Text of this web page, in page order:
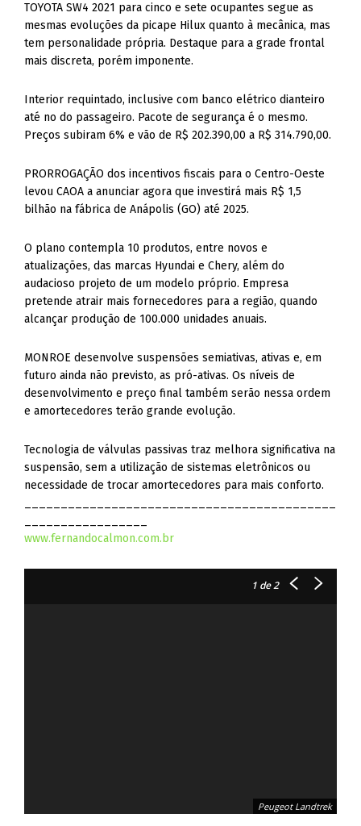
TOYOTA SW4 2021 para cinco e sete ocupantes segue as
mesmas evoluções da picape Hilux quanto à mecânica, mas
tem personalidade própria. Destaque para a grade frontal
mais discreta, porém imponente.
Interior requintado, inclusive com banco elétrico dianteiro
até no do passageiro. Pacote de segurança é o mesmo.
Preços subiram 6% e vão de R$ 202.390,00 a R$ 314.790,00.
PRORROGAÇÃO dos incentivos fiscais para o Centro-Oeste
levou CAOA a anunciar agora que investirá mais R$ 1,5
bilhão na fábrica de Anápolis (GO) até 2025.
O plano contempla 10 produtos, entre novos e
atualizações, das marcas Hyundai e Chery, além do
audacioso projeto de um modelo próprio. Empresa
pretende atrair mais fornecedores para a região, quando
alcançar produção de 100.000 unidades anuais.
MONROE desenvolve suspensões semiativas, ativas e, em
futuro ainda não previsto, as pró-ativas. Os níveis de
desenvolvimento e preço final também serão nessa ordem
e amortecedores terão grande evolução.
Tecnologia de válvulas passivas traz melhora significativa na
suspensão, sem a utilização de sistemas eletrônicos ou
necessidade de trocar amortecedores para mais conforto.
www.fernandocalmon.com.br
1de 2
Peugeot Landtrek